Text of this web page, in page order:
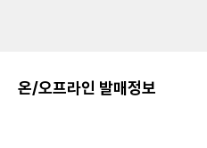
온/오프라인 발매정보